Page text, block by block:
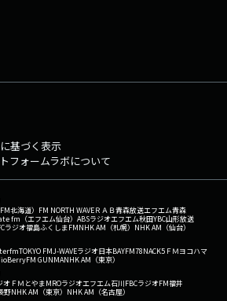
基づく表示
フォームラボについて
北海道） FM NORTH WAVEＲＡＢ青森放送エフエム青森
fm（エフエム仙台） ABSラジオエフエム秋田YBC山形放送
ラジオ福島ふくしまFMNHK AM（札幌） NHK AM（仙台）
TOKYO FMJ-WAVEラジオ日本BAYFM78NACK5 ＦＭヨコハマ
FM GUNMANHK AM（東京）
オ ＦＭとやまMROラジオエフエム石川FBCラジオFM福井
野NHK AM（東京） NHK AM（名古屋）